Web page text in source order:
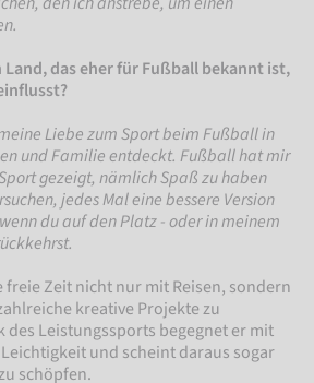
das eher für Fußball bekannt ist,
Liebe zum Sport beim Fußball in
und Familie entdeckt. Fußball hat mir
gezeigt, nämlich Spaß zu haben
jedes Mal eine bessere Version
du auf den Platz - oder in meinem
freie Zeit nicht nur mit Reisen, sondern
kreative Projekte zu
des Leistungssports begegnet er mit
und scheint daraus sogar
schöpfen.